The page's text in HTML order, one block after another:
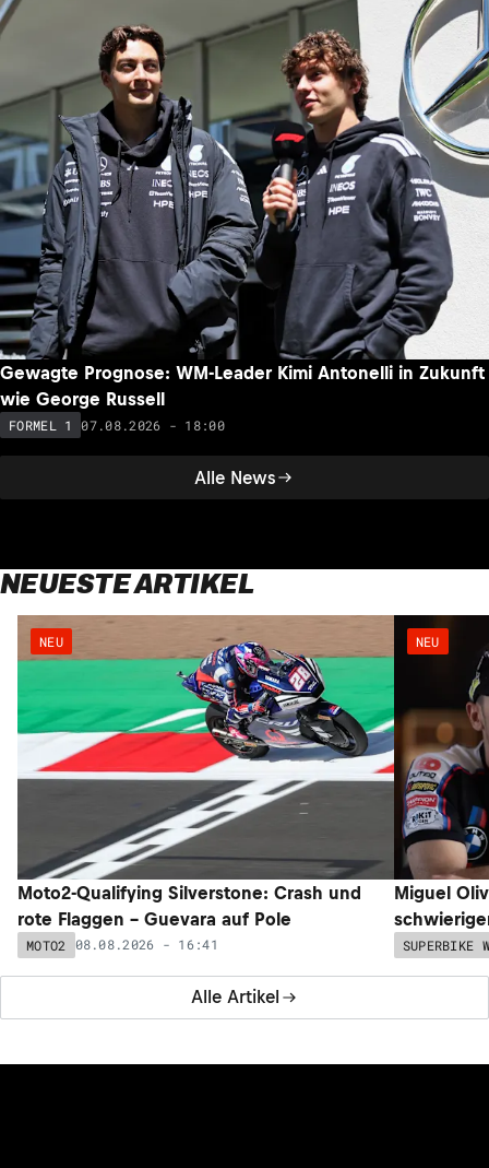
Alle News
Gewagte Prognose: WM-Leader Kimi Antonelli in Zukunft
wie George Russell
FORMEL 1 07.08.2026 - 18:00
NEUESTE ARTIKEL
Alle Artikel
NEU
Moto2-Qualifying Silverstone: Crash und
rote Flaggen – Guevara auf Pole
MOTO2 08.08.2026 - 16:41
NEU
Miguel
SUPERBIKE